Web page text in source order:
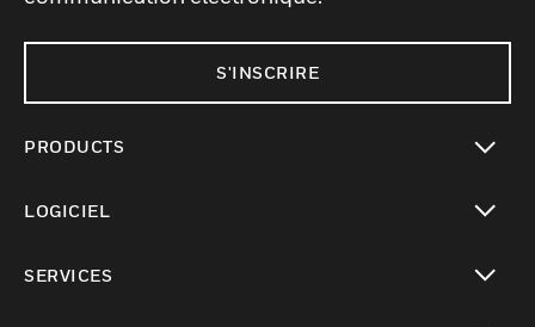
S'INSCRIRE
PRODUCTS
LOGICIEL
SERVICES